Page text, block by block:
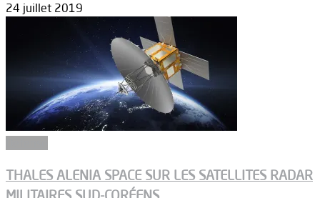
24 juillet 2019
THALES ALENIA SPACE SUR LES SATELLITES RADAR